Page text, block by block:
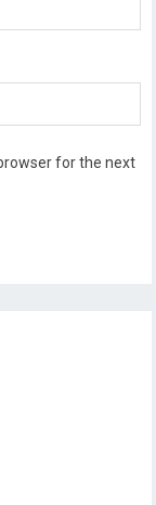
for the next